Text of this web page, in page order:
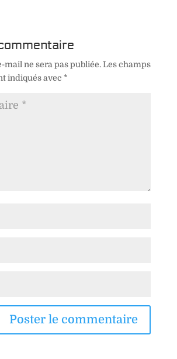
mail ne sera pas publiée. Les champs
indiqués avec *